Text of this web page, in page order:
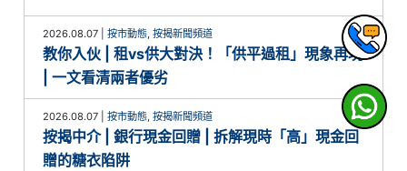
2026.08.07 |按市動態,按揭新聞頻道
教你入伙 | 租vs供大對決！「供平過租」現象再現
| 一文看清兩者優劣
2026.08.07 |按市動態,按揭新聞頻道
按揭中介 | 銀行現金回贈 | 拆解現時「高」現金回
贈的糖衣陷阱